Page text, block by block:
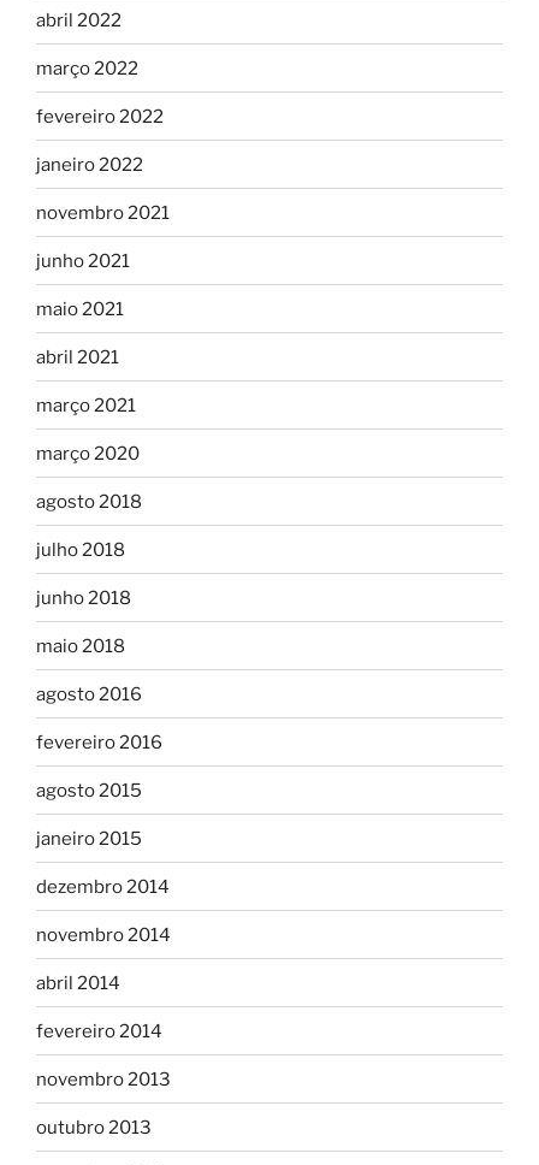
abril 2022
março 2022
fevereiro 2022
janeiro 2022
novembro 2021
junho 2021
maio 2021
abril 2021
março 2021
março 2020
agosto 2018
julho 2018
junho 2018
maio 2018
agosto 2016
fevereiro 2016
agosto 2015
janeiro 2015
dezembro 2014
novembro 2014
abril 2014
fevereiro 2014
novembro 2013
outubro 2013